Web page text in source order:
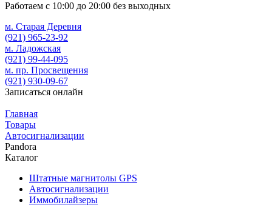
Работаем с 10:00 до 20:00 без выходных
м. Старая Деревня
(921) 965-23-92
м. Ладожская
(921) 99-44-095
м. пр. Просвещения
(921) 930-09-67
Записаться онлайн
Главная
Товары
Автосигнализации
Pandora
Каталог
Штатные магнитолы GPS
Автосигнализации
Иммобилайзеры